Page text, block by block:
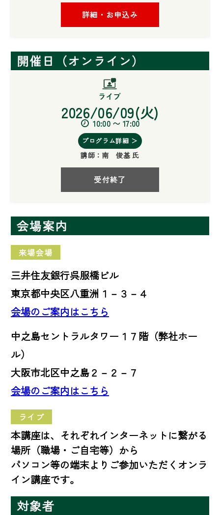
詳細・お申込み
開催日（オンライン）
2026/06/09(火)
10:00 〜 17:00
プログラム詳細 ＞
講師： 南 俊基 氏
受付終了
会場案内
来場会場
三井住友銀行呉服橋ビル
東京都中央区八重洲１－３－４
会場のご案内はこちら
中之島セントラルタワー１７階（弊社ホー
ル）
大阪市北区中之島２－２－７
会場のご案内はこちら
ライブ
本講座は、それぞれインターネットに繋がる
場所（職場・ご自宅等）から
パソコン等の端末よりご参加いただくオンラ
イン講座です。
対象者